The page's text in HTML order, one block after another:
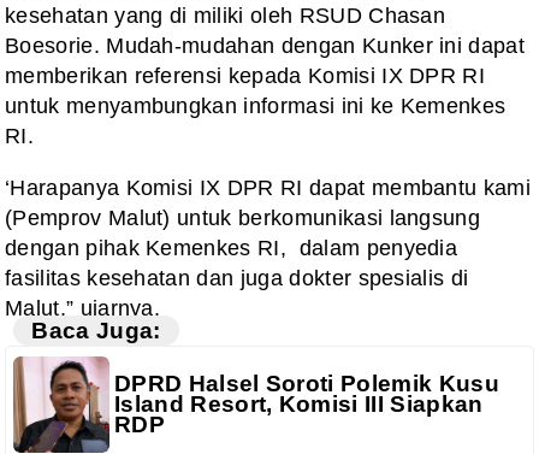
kesehatan yang di miliki oleh RSUD Chasan
Boesorie. Mudah-mudahan dengan Kunker ini dapat
memberikan referensi kepada Komisi IX DPR RI
untuk menyambungkan informasi ini ke Kemenkes
RI.
‘Harapanya Komisi IX DPR RI dapat membantu kami
(Pemprov Malut) untuk berkomunikasi langsung
dengan pihak Kemenkes RI, dalam penyedia
fasilitas kesehatan dan juga dokter spesialis di
Malut,” ujarnya.
Baca Juga:
DPRD Halsel Soroti Polemik Kusu
Island Resort, Komisi III Siapkan
RDP